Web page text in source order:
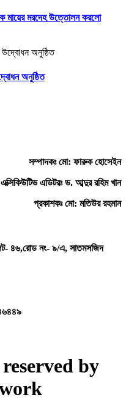
মায়ের মরদেহ উত্তোলন করলো
অনুষ্ঠিত
সম্পাদকঃ মো: ফারুক হোসেইন
এক্সিকিউটিভ এডিটরঃ ড. আব্দুর রহিম খান
প্রকাশকঃ মো: মতিউর রহমান
৪৬,রোড নং- ৯/এ, সাতমসজিদ
by